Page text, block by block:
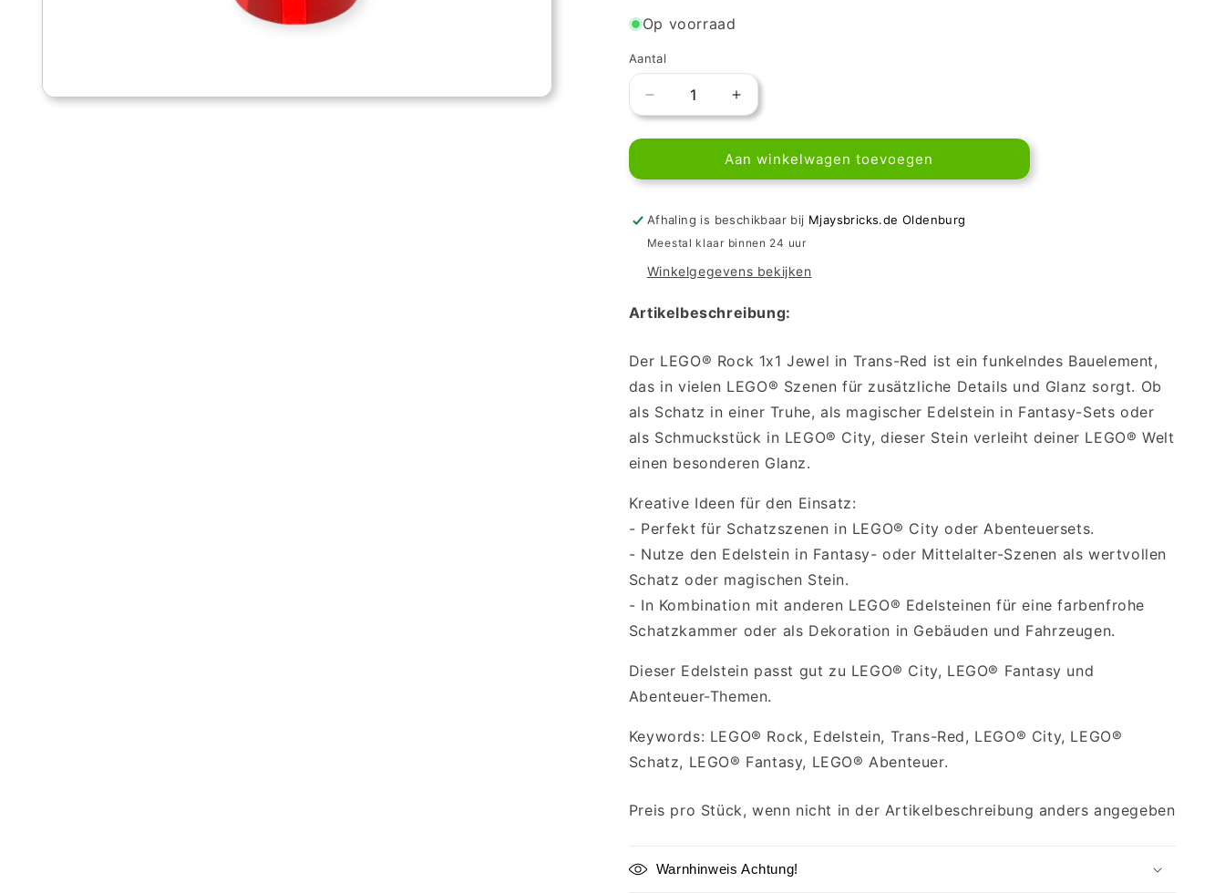
Op voorraad
Aantal
Aantal
verlagen
voor
1x1
Edelstein
-
Rot
Aantal
verhogen
voor
LEGO®
1x1
Edelstein
-
Rot
Aan winkelwagen toevoegen
Afhaling is beschikbaar bij Mjaysbricks.de Oldenburg
Meestal klaar binnen 24 uur
Winkelgegevens bekijken
Artikelbeschreibung:
Der LEGO® Rock 1x1 Jewel in Trans-Red ist ein funkelndes Bauelement,
das in vielen LEGO® Szenen für zusätzliche Details und Glanz sorgt. Ob
als Schatz in einer Truhe, als magischer Edelstein in Fantasy-Sets oder
als Schmuckstück in LEGO® City, dieser Stein verleiht deiner LEGO® Welt
einen besonderen Glanz.
Kreative Ideen für den Einsatz:
- Perfekt für Schatzszenen in LEGO® City oder Abenteuersets.
- Nutze den Edelstein in Fantasy- oder Mittelalter-Szenen als wertvollen
Schatz oder magischen Stein.
- In Kombination mit anderen LEGO® Edelsteinen für eine farbenfrohe
Schatzkammer oder als Dekoration in Gebäuden und Fahrzeugen.
Dieser Edelstein passt gut zu LEGO® City, LEGO® Fantasy und
Abenteuer-Themen.
Keywords: LEGO® Rock, Edelstein, Trans-Red, LEGO® City, LEGO®
Schatz, LEGO® Fantasy, LEGO® Abenteuer.
Preis pro Stück, wenn nicht in der Artikelbeschreibung anders angegeben
Warnhinweis Achtung!